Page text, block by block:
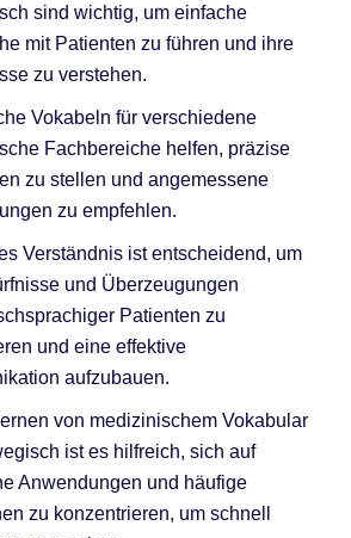
sind wichtig, um einfache
mit Patienten zu führen und ihre
zu verstehen.
Vokabeln für verschiedene
Fachbereiche helfen, präzise
zu stellen und angemessene
zu empfehlen.
Verständnis ist entscheidend, um
und Überzeugungen
Patienten zu
und eine effektive
aufzubauen.
von medizinischem Vokabular
ist es hilfreich, sich auf
Anwendungen und häufige
zu konzentrieren, um schnell